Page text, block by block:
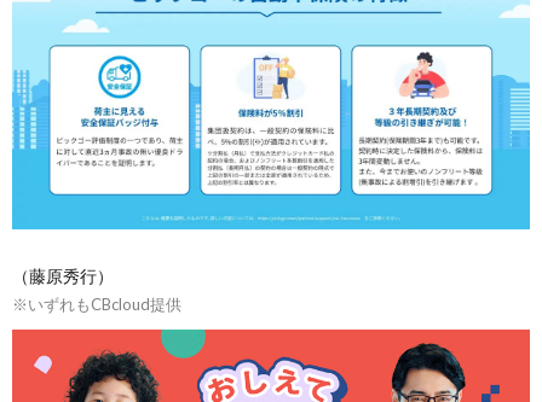
（藤原秀行）
※いずれもCBcloud提供